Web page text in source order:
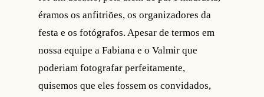
éramos os anfitriões, os organizadores da
festa e os fotógrafos. Apesar de termos em
nossa equipe a Fabiana e o Valmir que
poderiam fotografar perfeitamente,
quisemos que eles fossem os convidados,